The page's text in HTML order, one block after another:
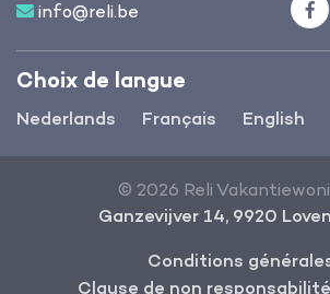
Choix de langue
Nederlands Français English
info@reli.be
© 2026 Reli
Ganzevijver 14, 9920
Conditions